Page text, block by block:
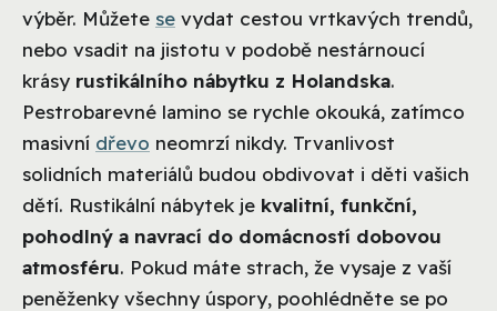
výběr. Můžete se vydat cestou vrtkavých trendů,
nebo vsadit na jistotu v podobě nestárnoucí
krásy rustikálního nábytku z Holandska.
Pestrobarevné lamino se rychle okouká, zatímco
masivní dřevo neomrzí nikdy. Trvanlivost
solidních materiálů budou obdivovat i děti vašich
dětí. Rustikální nábytek je kvalitní, funkční,
pohodlný a navrací do domácností dobovou
atmosféru. Pokud máte strach, že vysaje z vaší
peněženky všechny úspory, poohlédněte se po